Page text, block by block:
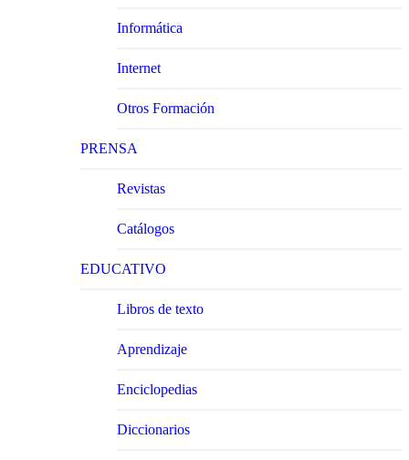
Informática
Internet
Otros Formación
PRENSA
Revistas
Catálogos
EDUCATIVO
Libros de texto
Aprendizaje
Enciclopedias
Diccionarios